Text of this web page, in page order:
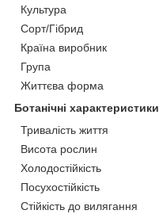
Культура
Сорт/Гібрид
Країна виробник
Група
Життєва форма
Ботанічні характеристики
Тривалість життя
Висота рослин
Холодостійкість
Посухостійкість
Стійкість до вилягання